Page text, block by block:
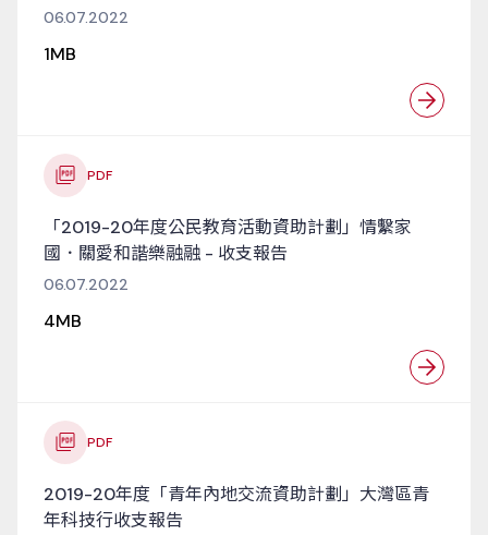
06.07.2022
1MB
PDF
「2019-20年度公民教育活動資助計劃」情繫家
國．關愛和諧樂融融 - 收支報告
06.07.2022
4MB
PDF
2019-20年度「青年內地交流資助計劃」大灣區青
年科技行收支報告